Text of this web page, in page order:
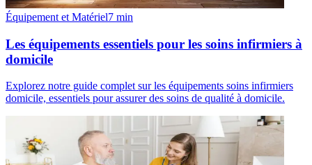
Équipement et Matériel7 min
Les équipements essentiels pour les soins infirmiers à
domicile
Explorez notre guide complet sur les équipements soins infirmiers
domicile, essentiels pour assurer des soins de qualité à domicile.